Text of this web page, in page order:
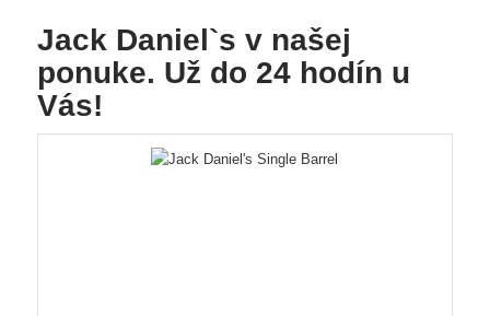
Jack Daniel`s v našej
ponuke. Už do 24 hodín u
Vás!